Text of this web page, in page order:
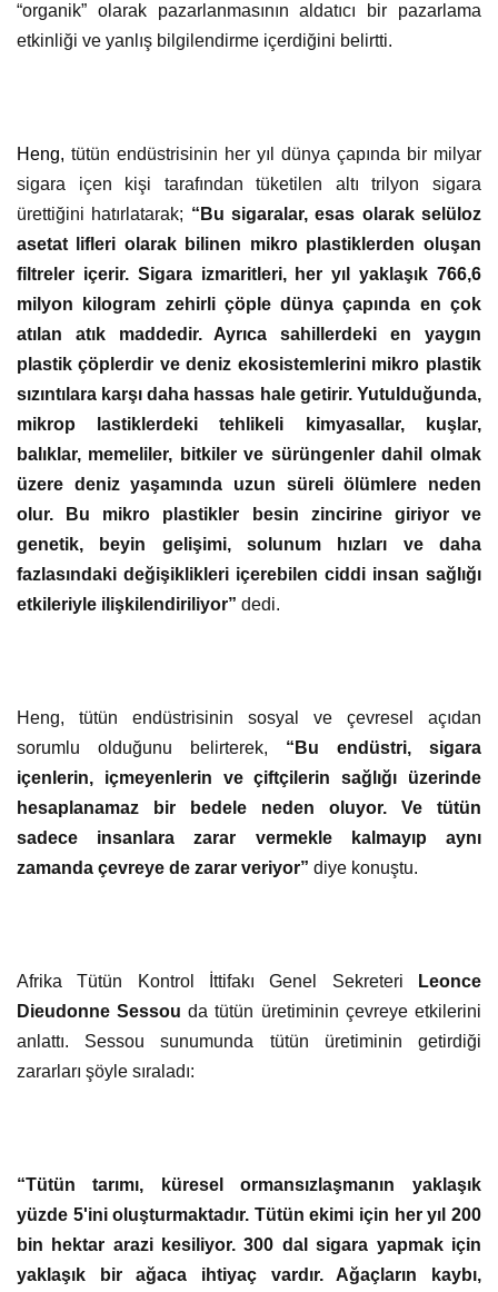
“organik” olarak pazarlanmasının aldatıcı bir pazarlama
etkinliği ve yanlış bilgilendirme içerdiğini belirtti.
Heng, tütün endüstrisinin her yıl dünya çapında bir milyar
sigara içen kişi tarafından tüketilen altı trilyon sigara
ürettiğini hatırlatarak; “Bu sigaralar, esas olarak selüloz
asetat lifleri olarak bilinen mikro plastiklerden oluşan
filtreler içerir. Sigara izmaritleri, her yıl yaklaşık 766,6
milyon kilogram zehirli çöple dünya çapında en çok
atılan atık maddedir. Ayrıca sahillerdeki en yaygın
plastik çöplerdir ve deniz ekosistemlerini mikro plastik
sızıntılara karşı daha hassas hale getirir. Yutulduğunda,
mikrop lastiklerdeki tehlikeli kimyasallar, kuşlar,
balıklar, memeliler, bitkiler ve sürüngenler dahil olmak
üzere deniz yaşamında uzun süreli ölümlere neden
olur. Bu mikro plastikler besin zincirine giriyor ve
genetik, beyin gelişimi, solunum hızları ve daha
fazlasındaki değişiklikleri içerebilen ciddi insan sağlığı
etkileriyle ilişkilendiriliyor” dedi.
Heng, tütün endüstrisinin sosyal ve çevresel açıdan
sorumlu olduğunu belirterek, “Bu endüstri, sigara
içenlerin, içmeyenlerin ve çiftçilerin sağlığı üzerinde
hesaplanamaz bir bedele neden oluyor. Ve tütün
sadece insanlara zarar vermekle kalmayıp aynı
zamanda çevreye de zarar veriyor” diye konuştu.
Afrika Tütün Kontrol İttifakı Genel Sekreteri
Leonce
Dieudonne Sessouda tütün üretiminin çevreye etkilerini
anlattı. Sessou sunumunda tütün üretiminin getirdiği
zararları şöyle sıraladı:
“Tütün tarımı, küresel ormansızlaşmanın yaklaşık
yüzde 5'ini oluşturmaktadır. Tütün ekimi için her yıl 200
bin hektar arazi kesiliyor. 300 dal sigara yapmak için
yaklaşık bir ağaca ihtiyaç vardır. Ağaçların kaybı,